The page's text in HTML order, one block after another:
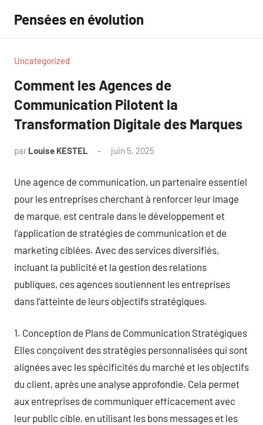
contenu
Pensées en évolution
Uncategorized
Comment les Agences de
Communication Pilotent la
Transformation Digitale des Marques
par Louise KESTEL juin 5, 2025
Une agence de communication, un partenaire essentiel
pour les entreprises cherchant à renforcer leur image
de marque, est centrale dans le développement et
l’application de stratégies de communication et de
marketing ciblées. Avec des services diversifiés,
incluant la publicité et la gestion des relations
publiques, ces agences soutiennent les entreprises
dans l’atteinte de leurs objectifs stratégiques.
1. Conception de Plans de Communication Stratégiques
Elles conçoivent des stratégies personnalisées qui sont
alignées avec les spécificités du marché et les objectifs
du client, après une analyse approfondie. Cela permet
aux entreprises de communiquer efficacement avec
leur public cible, en utilisant les bons messages et les